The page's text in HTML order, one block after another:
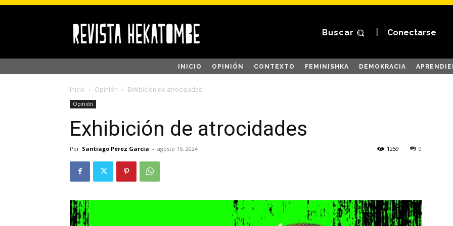
Buscar Conectarse
INICIO OPINIÓN CONTEXTO FEMINISHKA DEMOKRACIA
Inicio Opinión Exhibición de atrocidades
Opinión
Exhibición de atrocidades
Por Santiago Pérez García - agosto 15, 2024 0
1259